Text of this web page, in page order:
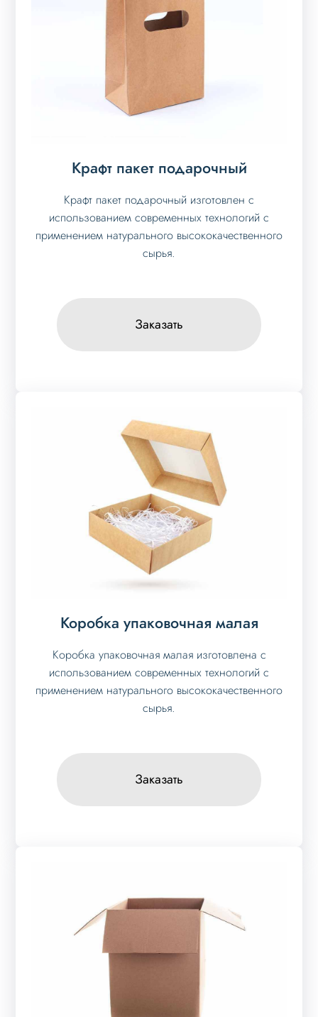
Крафт пакет подарочный
Крафт пакет подарочный изготовлен с
использованием современных технологий с
применением натурального высококачественного
сырья.
Заказать
Коробка упаковочная малая
Коробка упаковочная малая изготовлена с
использованием современных технологий с
применением натурального высококачественного
сырья.
Заказать